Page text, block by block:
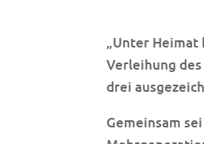
„Unter Heimat
Verleihung
drei
Gemeinsam